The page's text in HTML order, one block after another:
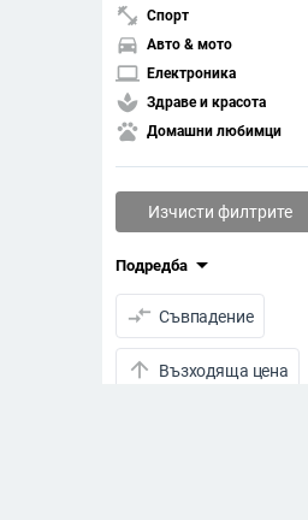
fitness_center Спорт
directions_car Авто & мото
laptop Електроника
spa Здраве и красота
pets Домашни любимци
Изчисти филтрите
Подредба arrow_drop_down
compare_arrows Съвпадение
arrow_upward Възходяща цена